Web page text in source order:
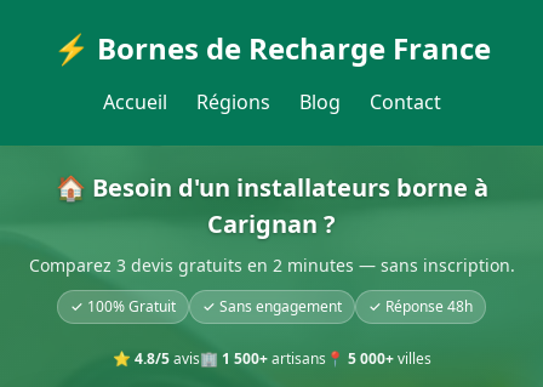
⚡ Bornes de Recharge France
Accueil Régions Blog Contact
🏠 Besoin d'un installateurs borne à
Carignan ?
Comparez 3 devis gratuits en 2 minutes — sans inscription.
✓ 100% Gratuit ✓ Sans engagement ✓ Réponse 48h
⭐ 4.8/5avis🏢 1 500+artisans 📍 5 000+villes